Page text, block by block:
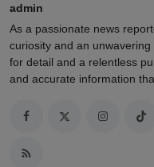
admin
As a passionate news
curiosity and an
for detail and a relentless
and accurate information